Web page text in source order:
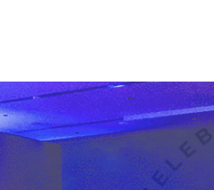
sábado